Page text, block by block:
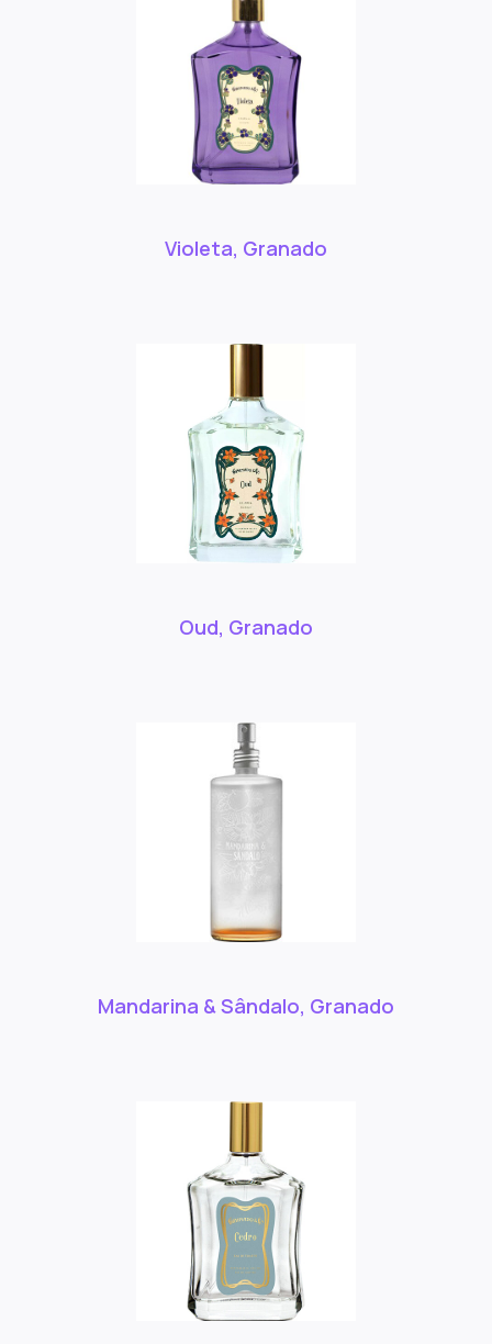
Violeta, Granado
Oud, Granado
Mandarina & Sândalo, Granado